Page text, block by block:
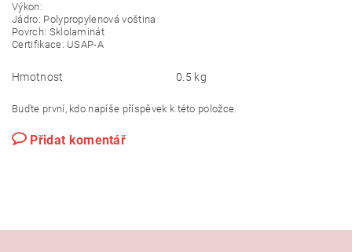
Výkon:
Jádro: Polypropylenová voština
Povrch: Sklolaminát
Certifikace: USAP-A
Hmotnost 0.5 kg
Buďte první, kdo napíše příspěvek k této položce.
Přidat komentář